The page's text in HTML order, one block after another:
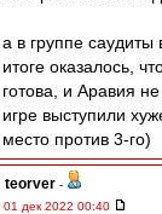
а в группе саудиты
итоге оказалось,
готова, и Аравия
игре выступили
место против 3-го)
teorver -
01 дек 2022 00:40